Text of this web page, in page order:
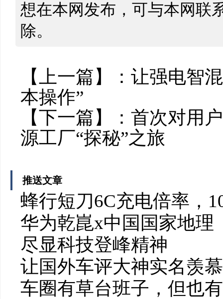
想在本网发布，可与本网联
除。
【上一篇】： 让强电智
本操作”
【下一篇】： 首次对用
源工厂“探秘”之旅
推送文章
蜂行短刀6C充电倍率，
华为乾崑x中国国家地理
尽显科技登峰精神
让国外车评大神实名羡
车圈有草台班子，但也